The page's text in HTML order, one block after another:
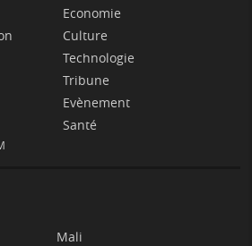
Economie
Culture
Technologie
Tribune
Evènement
Santé
Mali